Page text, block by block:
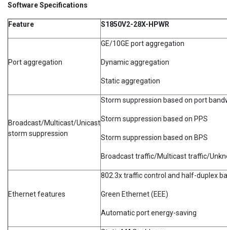
Software Specifications
Feature S1850V2-28X-HPWR
Port aggregation
GE/10GE port aggregation
Dynamic aggregation
Static aggregation
Broadcast/Multicast/Unicast
storm suppression
Storm suppression based on port
Storm suppression based on PPS
Storm suppression based on BPS
Broadcast traffic/Multicast traffic/
Ethernet features
802.3x traffic control and half-duplex
Green Ethernet (EEE)
Automatic port energy-saving